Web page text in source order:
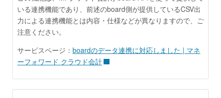
いる連携機能であり、前述のboard側が提供しているCSV出
力による連携機能とは内容・仕様などが異なりますので、ご
注意ください。
サービスページ： boardのデータ連携に対応しました | マネ
ーフォワード クラウド会計